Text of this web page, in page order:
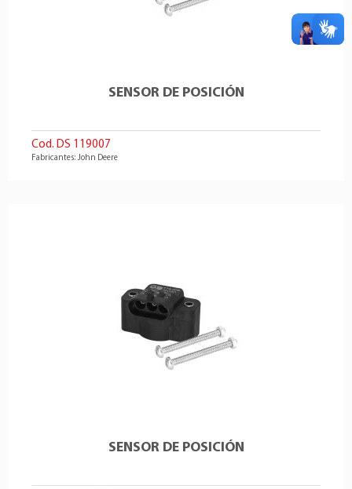
SENSOR DE POSICIÓN
Cod. DS 119007
Fabricantes: John Deere
SENSOR DE POSICIÓN